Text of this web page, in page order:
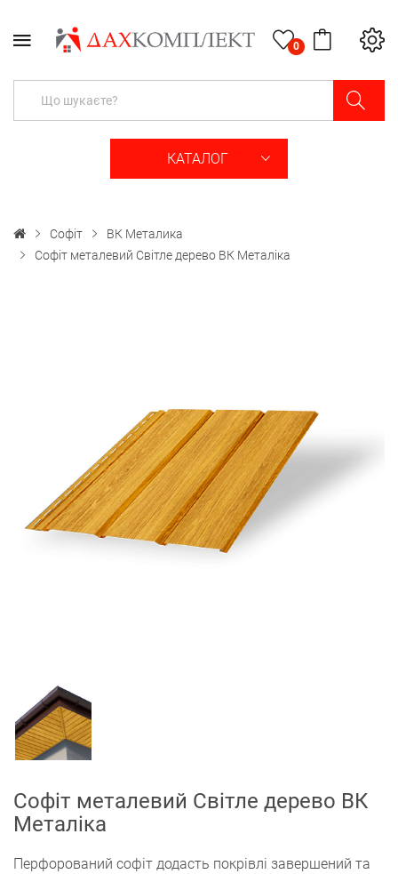
0
КАТАЛОГ
Софіт
ВК Металика
Софіт металевий Світле дерево ВК Металіка
Софіт металевий Світле дерево ВК
Металіка
Перфорований софіт додасть покрівлі завершений та